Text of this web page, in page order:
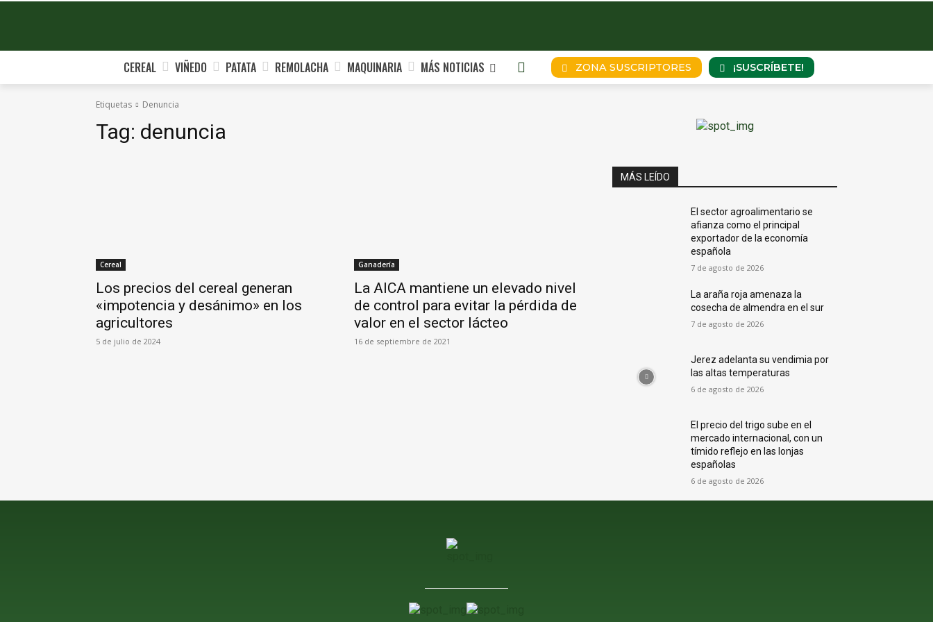
CEREAL VIÑEDO PATATA REMOLACHA MAQUINARIA MÁS NOTICIAS ZONA SUSCRIPTORES ¡SUSCRÍBETE!
Etiquetas Denuncia
Tag: denuncia
Cereal
Los precios del cereal generan
«impotencia y desánimo» en los
agricultores
5 de julio de 2024
Ganadería
La AICA mantiene un elevado nivel
de control para evitar la pérdida de
valor en el sector lácteo
16 de septiembre de 2021
MÁS LEÍDO
El sector agroalimentario se
afianza como el principal
exportador de la economía
española
7 de agosto de 2026
La araña roja amenaza la
cosecha de almendra en el sur
7 de agosto de 2026
Jerez adelanta su vendimia por
las altas temperaturas
6 de agosto de 2026
El precio del trigo sube en el
mercado internacional, con un
tímido reflejo en las lonjas
españolas
6 de agosto de 2026